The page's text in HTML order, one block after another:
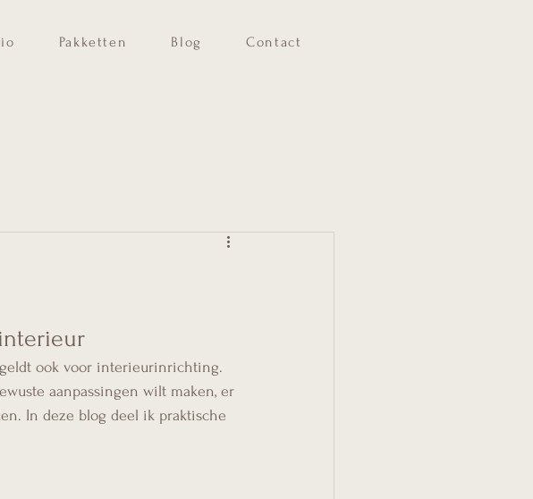
Pakketten Blog Contact
ook voor interieurinrichting.
aanpassingen wilt maken, er
In deze blog deel ik praktische